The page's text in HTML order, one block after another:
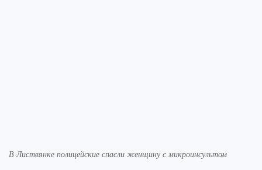
В Листвянке полицейские спасли женщину с микроинсультом